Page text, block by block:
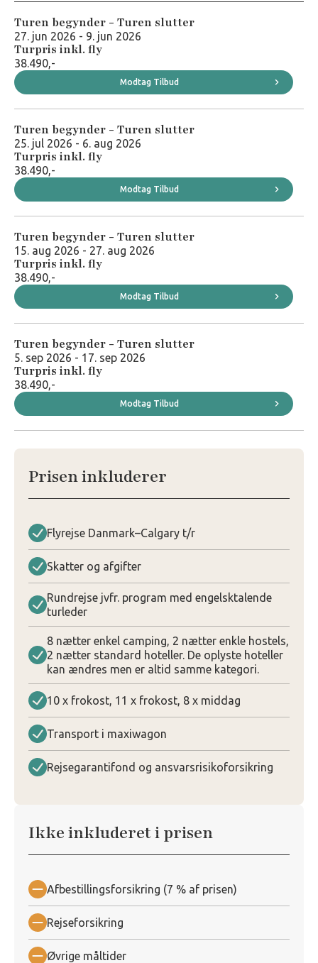
Turen begynder - Turen slutter
27. jun 2026 - 9. jun 2026
Turpris inkl. fly
38.490,-
Modtag Tilbud
Turen begynder - Turen slutter
25. jul 2026 - 6. aug 2026
Turpris inkl. fly
38.490,-
Modtag Tilbud
Turen begynder - Turen slutter
15. aug 2026 - 27. aug 2026
Turpris inkl. fly
38.490,-
Modtag Tilbud
Turen begynder - Turen slutter
5. sep 2026 - 17. sep 2026
Turpris inkl. fly
38.490,-
Modtag Tilbud
Prisen inkluderer
Flyrejse Danmark–Calgary t/r
Skatter og afgifter
Rundrejse jvfr. program med engelsktalende
turleder
8 nætter enkel camping, 2 nætter enkle hostels,
2 nætter standard hoteller. De oplyste hoteller
kan ændres men er altid samme kategori.
10 x frokost, 11 x frokost, 8 x middag
Transport i maxiwagon
Rejsegarantifond og ansvarsrisikoforsikring
Ikke inkluderet i prisen
Afbestillingsforsikring (7 % af prisen)
Rejseforsikring
Øvrige måltider